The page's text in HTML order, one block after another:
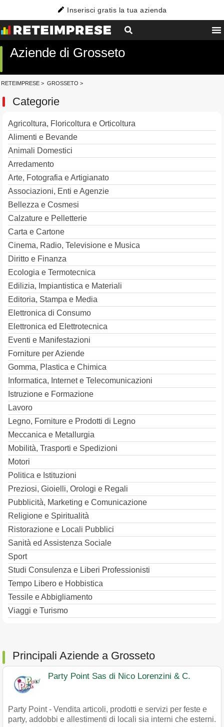
Inserisci gratis la tua azienda
Aziende di Grosseto
RETEIMPRESE > GROSSETO >
Categorie
Agricoltura, Floricoltura e Orticoltura
Alimenti e Bevande
Animali Domestici
Arredamento
Arte, Fotografia e Artigianato
Associazioni, Enti e Agenzie
Bellezza e Cosmesi
Calzature e Pelletterie
Carta e Cartone
Cinema, Radio, Televisione e Musica
Diritto e Finanza
Ecologia e Termotecnica
Edilizia, Impiantistica e Materiali
Editoria, Stampa e Media
Elettronica di Consumo
Elettronica ed Elettrotecnica
Eventi e Manifestazioni
Forniture per Aziende
Gomma, Plastica e Chimica
Informatica, Internet e Telecomunicazioni
Istruzione e Formazione
Lavoro
Legno, Forniture e Prodotti di Legno
Meccanica e Metallurgia
Mobilità, Trasporti e Spedizioni
Motori
Politica e Istituzioni
Preziosi, Gioielli, Orologi e Regali
Pubblicità, Marketing e Comunicazione
Religione e Spiritualità
Ristorazione e Locali Pubblici
Sanità ed Assistenza Sociale
Sport
Studi Consulenza e Liberi Professionisti
Tempo Libero e Hobbistica
Tessile e Abbigliamento
Viaggi e Turismo
Principali Aziende a Grosseto
Party Point Sas di Nico Lorenzini & C.
Party Point - Vendita articoli, prodotti e servizi per feste e
party, addobbi e allestimenti di locali sia interni che esterni.